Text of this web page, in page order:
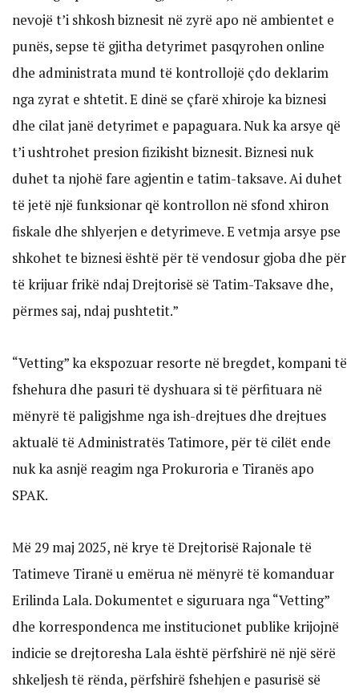
nevojë t’i shkosh biznesit në zyrë apo në ambientet e
punës, sepse të gjitha detyrimet pasqyrohen online
dhe administrata mund të kontrollojë çdo deklarim
nga zyrat e shtetit. E dinë se çfarë xhiroje ka biznesi
dhe cilat janë detyrimet e papaguara. Nuk ka arsye që
t’i ushtrohet presion fizikisht biznesit. Biznesi nuk
duhet ta njohë fare agjentin e tatim-taksave. Ai duhet
të jetë një funksionar që kontrollon në sfond xhiron
fiskale dhe shlyerjen e detyrimeve. E vetmja arsye pse
shkohet te biznesi është për të vendosur gjoba dhe për
të krijuar frikë ndaj Drejtorisë së Tatim-Taksave dhe,
përmes saj, ndaj pushtetit.”
“Vetting” ka ekspozuar resorte në bregdet, kompani të
fshehura dhe pasuri të dyshuara si të përfituara në
mënyrë të paligjshme nga ish-drejtues dhe drejtues
aktualë të Administratës Tatimore, për të cilët ende
nuk ka asnjë reagim nga Prokuroria e Tiranës apo
SPAK.
Më 29 maj 2025, në krye të Drejtorisë Rajonale të
Tatimeve Tiranë u emërua në mënyrë të komanduar
Erilinda Lala. Dokumentet e siguruara nga “Vetting”
dhe korrespondenca me institucionet publike krijojnë
indicie se drejtoresha Lala është përfshirë në një sërë
shkeljesh të rënda, përfshirë fshehjen e pasurisë së